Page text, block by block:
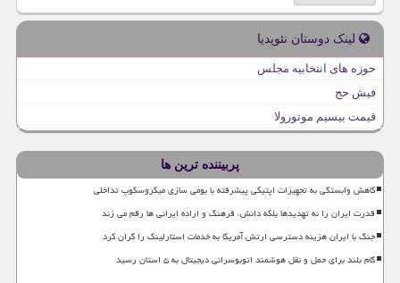
لینک دوستان نئوپدیا
حوزه های انتخابیه مجلس
فیش حج
قیمت بیسیم موتورولا
پربیننده ترین ها
کاهش وابستگی به تجهیزات اپتیکی پیشرفته با بومی سازی میکروسکوپ تداخلی
قدرت ایران را نه تهدیدها بلکه دانش، فرهنگ و اراده ایرانی ها رقم می زند
جنگ با ایران هزینه دسترسی ارتش آمریکا به خدمات استارلینک را گران کرد
گام بلند برای حمل و نقل هوشمند اتوبوسرانی دیجیتال به ۵ استان رسید